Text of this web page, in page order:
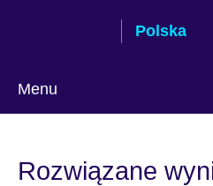
Polska
Menu
Rozwiązane